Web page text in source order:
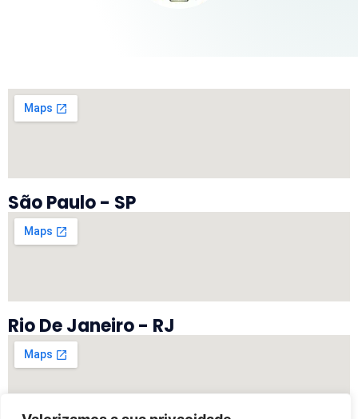
São Paulo - SP
Rio De Janeiro - RJ